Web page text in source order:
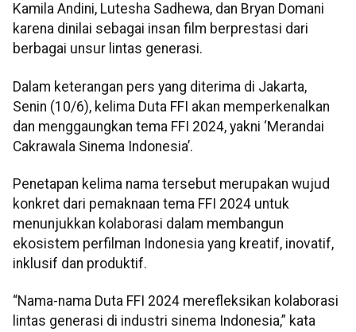
Kamila Andini, Lutesha Sadhewa, dan Bryan Domani
karena dinilai sebagai insan film berprestasi dari
berbagai unsur lintas generasi.
Dalam keterangan pers yang diterima di Jakarta,
Senin (10/6), kelima Duta FFI akan memperkenalkan
dan menggaungkan tema FFI 2024, yakni ‘Merandai
Cakrawala Sinema Indonesia’.
Penetapan kelima nama tersebut merupakan wujud
konkret dari pemaknaan tema FFI 2024 untuk
menunjukkan kolaborasi dalam membangun
ekosistem perfilman Indonesia yang kreatif, inovatif,
inklusif dan produktif.
“Nama-nama Duta FFI 2024 merefleksikan kolaborasi
lintas generasi di industri sinema Indonesia,” kata